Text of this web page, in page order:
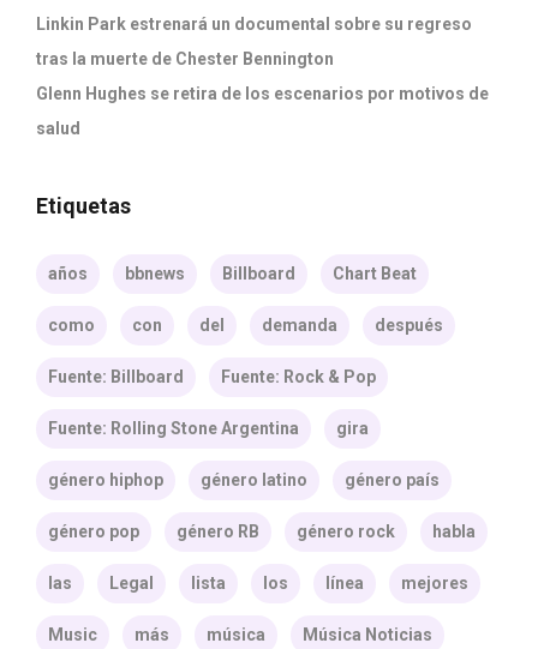
Linkin Park estrenará un documental sobre su regreso
tras la muerte de Chester Bennington
Glenn Hughes se retira de los escenarios por motivos de
salud
Etiquetas
años bbnews Billboard Chart Beat
como con del demanda después
Fuente: Billboard Fuente: Rock & Pop
Fuente: Rolling Stone Argentina gira
género hiphop género latino género país
género pop género RB género rock habla
las Legal lista los línea mejores
Music más música Música Noticias